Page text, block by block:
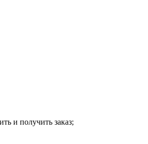
и получить заказ;